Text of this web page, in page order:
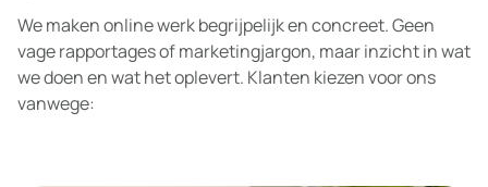
We maken online werk begrijpelijk en concreet. Geen
vage rapportages of marketingjargon, maar inzicht in wat
we doen en wat het oplevert. Klanten kiezen voor ons
vanwege: